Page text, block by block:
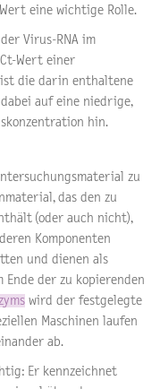
eine wichtige Rolle.
Virus-RNA im
Wert einer
die darin enthaltene
auf eine niedrige,
hin.
zu
das den zu
(oder auch nicht),
Komponenten
und dienen als
Ende der zu kopierenden
wird der festgelegte
Maschinen laufen
ab.
Er kennzeichnet